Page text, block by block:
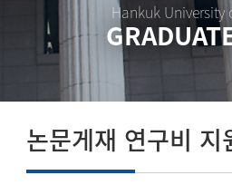
Hankuk University
논문게재 연구비 지